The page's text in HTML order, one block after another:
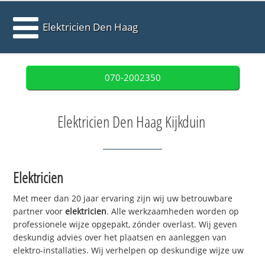
Elektricien Den Haag
070-2002350
Elektricien Den Haag Kijkduin
Elektricien
Met meer dan 20 jaar ervaring zijn wij uw betrouwbare
partner voorelektricien. Alle werkzaamheden worden op
professionele wijze opgepakt, zónder overlast. Wij geven
deskundig advies over het plaatsen en aanleggen van
elektro-installaties. Wij verhelpen op deskundige wijze uw